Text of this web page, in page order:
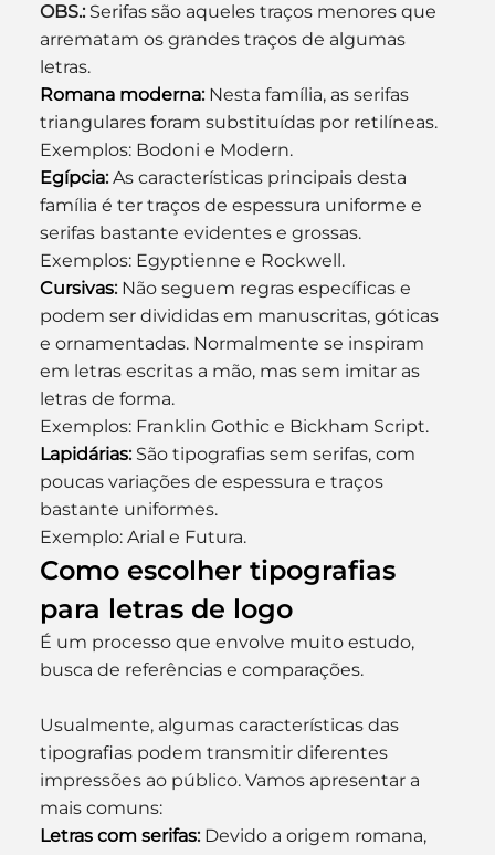
OBS.: Serifas são aqueles traços menores que
arrematam os grandes traços de algumas
letras.
Romana moderna: Nesta família, as serifas
triangulares foram substituídas por retilíneas.
Exemplos: Bodoni e Modern.
Egípcia: As características principais desta
família é ter traços de espessura uniforme e
serifas bastante evidentes e grossas.
Exemplos: Egyptienne e Rockwell.
Cursivas: Não seguem regras específicas e
podem ser divididas em manuscritas, góticas
e ornamentadas. Normalmente se inspiram
em letras escritas a mão, mas sem imitar as
letras de forma.
Exemplos: Franklin Gothic e Bickham Script.
Lapidárias: São tipografias sem serifas, com
poucas variações de espessura e traços
bastante uniformes.
Exemplo: Arial e Futura.
Como escolher tipografias
para letras de logo
É um processo que envolve muito estudo,
busca de referências e comparações.
Usualmente, algumas características das
tipografias podem transmitir diferentes
impressões ao público. Vamos apresentar a
mais comuns:
Letras com serifas: Devido a origem romana,